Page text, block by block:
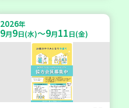
2026年
9月9日(水)～9月11日(金)